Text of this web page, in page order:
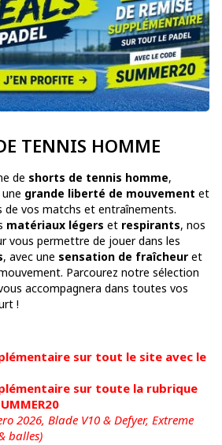
TENNIS HOMME
de shorts de tennis homme,
grande liberté de mouvement et
de vos matchs et entraînements.
matériaux légers et respirants, nos
vous permettre de jouer dans les
, avec une sensation de fraîcheur et
Parcourez notre sélection
accompagnera dans toutes vos
!
sur tout le site avec le
sur toute la rubrique
2026, Blade V10 & Defyer, Extreme
balles)